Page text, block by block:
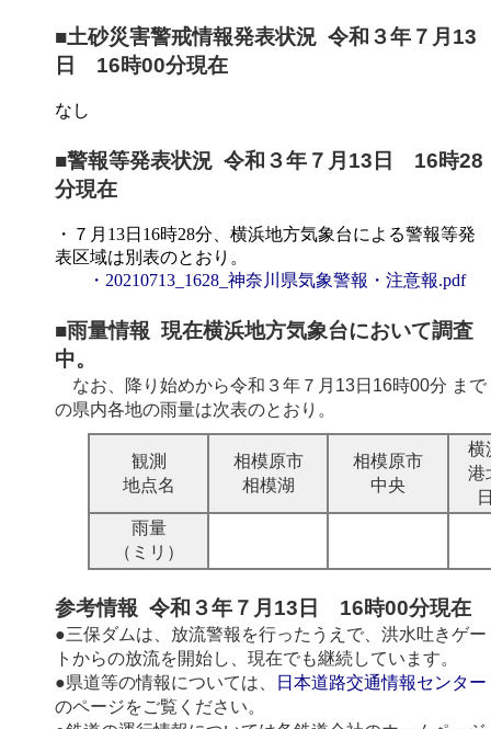
■土砂災害警戒情報発表状況 令和３年７月13
日 16時00分現在
なし
■警報等発表状況 令和３年７月13日 16時28
分現在
・７月13日16時28分、横浜地方気象台による警報等発
表区域は別表のとおり。
・20210713_1628_神奈川県気象警報・注意報.pdf
■雨量情報 現在横浜地方気象台において調査
中。
なお、降り始めから令和３年７月13日16時00分 まで
の県内各地の雨量は次表のとおり。
観測
地点名
相模原市
相模湖
相模原市
中央
横
港
雨量
（ミリ）
参考情報 令和３年７月13日 16時00分現在
●三保ダムは、放流警報を行ったうえで、洪水吐きゲー
トからの放流を開始し、現在でも継続しています。
●県道等の情報については、
日本道路交通情報センター
のページをご覧ください。